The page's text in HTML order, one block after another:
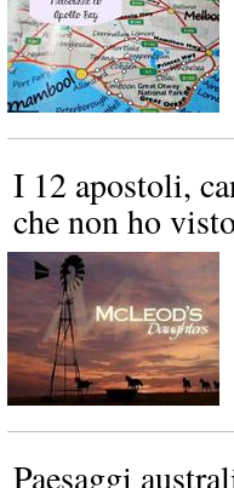
I 12 apostoli,
che non ho
Paesaggi